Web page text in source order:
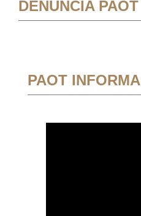
DENUNCIA PAOT
PAOT INFORMA